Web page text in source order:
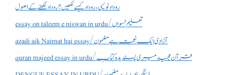
روداد نویسی ،روداد کیسے لکھیں؟ روداد لکھنے کے اصول
essay on taleem e niswan in urdu/تعلیم نسواں
azadi aik Naimat hai essay/آزادی ایک نعمت ہے مضمون
quran majeed essay in urdu/قرآن مجید میری پسندیدہ کتاب